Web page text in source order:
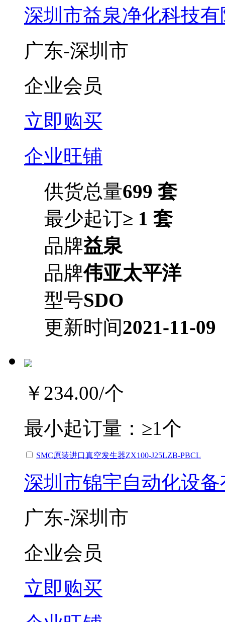
深圳市益泉净化科技
广东-深圳市
企业会员
立即购买
企业旺铺
供货总量699 套
最少起订≥ 1 套
品牌益泉
品牌伟亚太平洋
型号SDO
更新时间2021-11-09
￥234.00/个
最小起订量： ≥1个
SMC原装进口真空发生器ZX100-J25LZB-PBCL
深圳市锦宇自动化设
广东-深圳市
企业会员
立即购买